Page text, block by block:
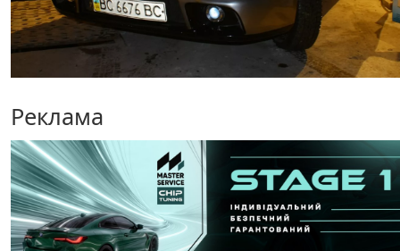
Реклама